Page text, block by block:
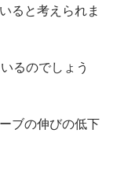
ると考えられま
るのでしょう
ブの伸びの低下